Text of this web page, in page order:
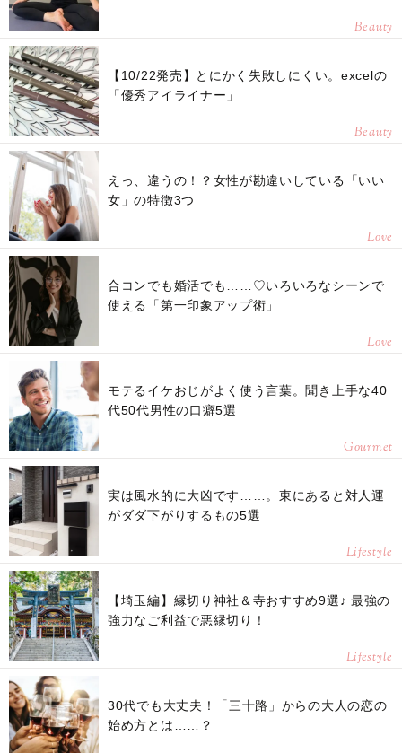
Beauty
【10/22発売】とにかく失敗しにくい。excelの
「優秀アイライナー」
Beauty
えっ、違うの！？女性が勘違いしている「いい
女」の特徴3つ
Love
合コンでも婚活でも……♡いろいろなシーンで
使える「第一印象アップ術」
Love
モテるイケおじがよく使う言葉。聞き上手な40
代50代男性の口癖5選
Gourmet
実は風水的に大凶です……。東にあると対人運
がダダ下がりするもの5選
Lifestyle
【埼玉編】縁切り神社＆寺おすすめ9選♪ 最強の
強力なご利益で悪縁切り！
Lifestyle
30代でも大丈夫！「三十路」からの大人の恋の
始め方とは……？